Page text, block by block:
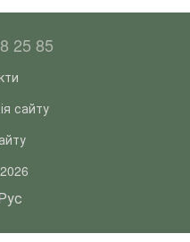
25 85
сайту